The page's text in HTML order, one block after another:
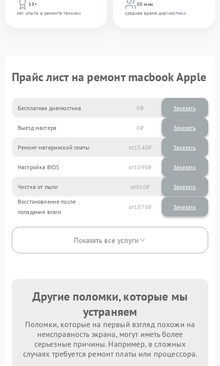
13+
лет опыта в ремонте техники
30 мин
среднее время диагностики
Прайс лист на ремонт macbook Apple
Бесплатная диагностика 0 Заказать
Выезд мастера 0 Заказать
Ремонт материнской платы 1540
Настройка BIOS 1090
Чистка от пыли 910
Восстановление после
попадания влаги
1870
Показать все услуги
Другие поломки, которые мы
устраняем
Поломки, которые на первый взгляд похожи на
неисправность экрана, могут иметь более
серьезные причины. Например, в сложных
случаях требуется ремонт платы или процессора.